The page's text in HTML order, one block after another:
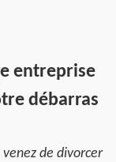
entreprise
débarras
venez de divorcer